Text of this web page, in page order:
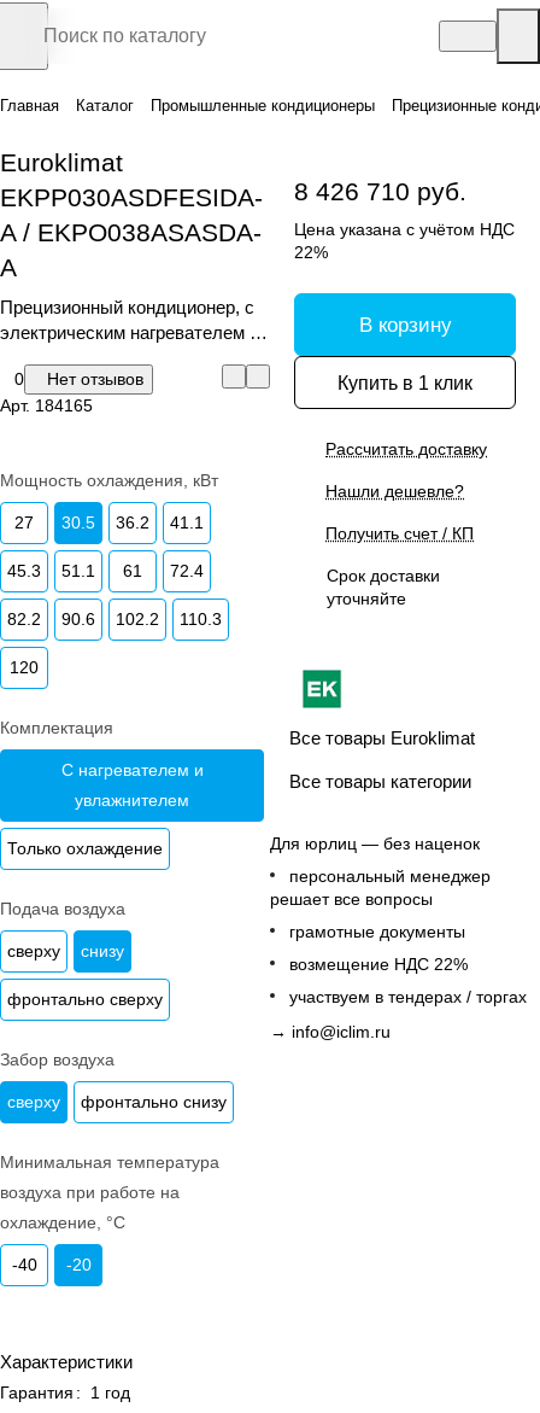
Главная Каталог Промышленные кондиционеры Прецизионные
Euroklimat
EKPP030ASDFESIDA-
A / EKPO038ASASDA-
A
Прецизионный кондиционер, с
электрическим нагревателем и
0
Нет отзывов
Арт. 184165
Мощность охлаждения, кВт
27 30.5 36.2 41.1
45.3 51.1 61 72.4
82.2 90.6 102.2 110.3
120
Комплектация
С нагревателем и
увлажнителем
Только охлаждение
Подача воздуха
сверху снизу
фронтально сверху
Забор воздуха
сверху фронтально снизу
Минимальная температура
воздуха при работе на
охлаждение, °C
-40 -20
Характеристики
Гарантия :
1 год
8 426 710 руб.
Цена указана с учётом НДС
22%
В корзину
Купить в 1 клик
Рассчитать доставку
Нашли дешевле?
Получить счет / КП
Срок доставки
уточняйте
Все товары Euroklimat
Все товары категории
Для юрлиц — без наценок
персональный менеджер
решает все вопросы
грамотные документы
возмещение НДС 22%
участвуем в тендерах / торгах
→ info@iclim.ru